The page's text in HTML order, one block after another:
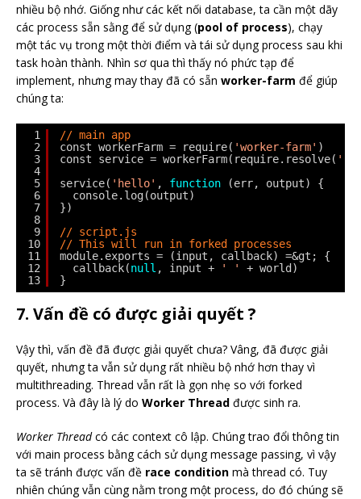
nhiều bộ nhớ. Giống như các kết nối database, ta cần một dãy
các process sẵn sằng để sử dụng (pool of process), chạy
một tác vụ trong một thời điểm và tái sử dụng process sau khi
task hoàn thành. Nhìn sơ qua thì thấy nó phức tạp để
implement, nhưng may thay đã có sẵn worker-farm để giúp
chúng ta:
1
2
3
4
5
6
7
8
9
10
11
12
13
// main app
const workerFarm = require( 'worker-farm' )
const service = workerFarm(require.resolve( './
service( 'hello' , function
(err, output) {
console.log(output)
})
// script.js
// This will run in forked processes
module.exports = (input, callback) =&gt; {
callback(null , input + ' '
+ world)
}
7. Vấn đề có được giải quyết ?
Vậy thì, vấn đề đã được giải quyết chưa? Vâng, đã được giải
quyết, nhưng ta vẫn sử dụng rất nhiều bộ nhớ hơn thay vì
multithreading. Thread vẫn rất là gọn nhẹ so với forked
process. Và đây là lý do Worker Thread được sinh ra.
Worker Threadcó các context cô lập. Chúng trao đổi thông tin
với main process bằng cách sử dụng message passing, vì vậy
ta sẽ tránh được vấn đề race condition mà thread có. Tuy
nhiên chúng vẫn cùng nằm trong một process, do đó chúng sẽ